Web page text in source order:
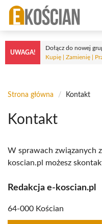
Przejdź
treści
UWAGA!
Dołącz do nowej
Kupię | Zamienię |
Strona główna / Kontakt
Kontakt
W sprawach związanych
koscian.pl możesz
Redakcja e-koscian.pl
64-000 Kościan